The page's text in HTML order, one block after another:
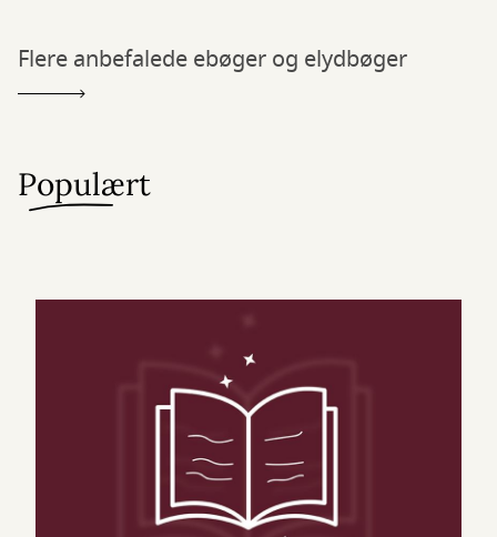
Flere anbefalede ebøger og elydbøger
Populært